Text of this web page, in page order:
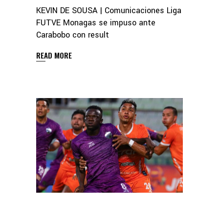
KEVIN DE SOUSA | Comunicaciones Liga
FUTVE Monagas se impuso ante
Carabobo con result
READ MORE